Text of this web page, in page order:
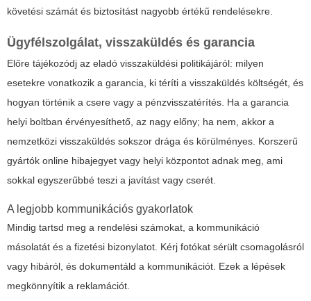
követési számát és biztosítást nagyobb értékű rendelésekre.
Ügyfélszolgálat, visszaküldés és garancia
Előre tájékozódj az eladó visszaküldési politikájáról: milyen
esetekre vonatkozik a garancia, ki téríti a visszaküldés költségét, és
hogyan történik a csere vagy a pénzvisszatérítés. Ha a garancia
helyi boltban érvényesíthető, az nagy előny; ha nem, akkor a
nemzetközi visszaküldés sokszor drága és körülményes. Korszerű
gyártók online hibajegyet vagy helyi központot adnak meg, ami
sokkal egyszerűbbé teszi a javítást vagy cserét.
A legjobb kommunikációs gyakorlatok
Mindig tartsd meg a rendelési számokat, a kommunikáció
másolatát és a fizetési bizonylatot. Kérj fotókat sérült csomagolásról
vagy hibáról, és dokumentáld a kommunikációt. Ezek a lépések
megkönnyítik a reklamációt.